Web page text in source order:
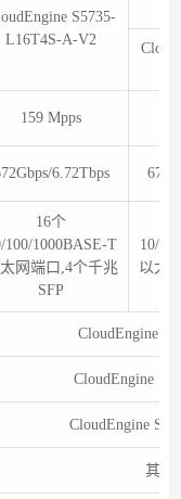
S5735-
L16T4S-A-V2
159 Mpps
6.72Tbps
16个
100/1000BASE-T
网端口,4个千兆
SFP
10/
以太
CloudEngine
CloudEngine
CloudEngine
其他